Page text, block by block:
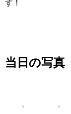
す！
当日の写真